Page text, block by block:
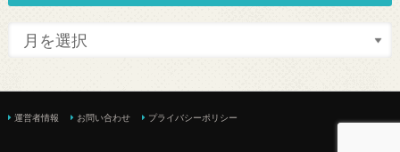
運営者情報 お問い合わせ プライバシーポリシー